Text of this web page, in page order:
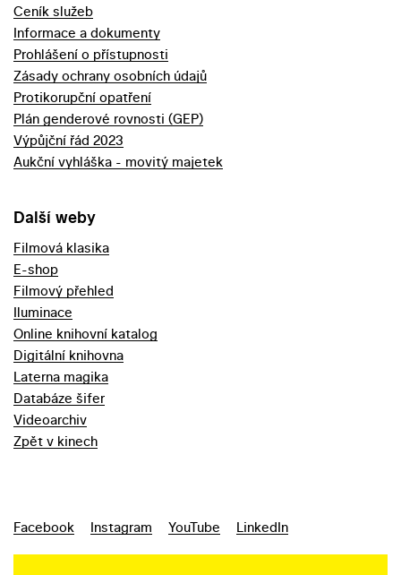
Ceník služeb
Informace a dokumenty
Prohlášení o přístupnosti
Zásady ochrany osobních údajů
Protikorupční opatření
Plán genderové rovnosti (GEP)
Výpůjční řád 2023
Aukční vyhláška - movitý majetek
Další weby
Filmová klasika
E-shop
Filmový přehled
Iluminace
Online knihovní katalog
Digitální knihovna
Laterna magika
Databáze šifer
Videoarchiv
Zpět v kinech
Facebook Instagram YouTube LinkedIn